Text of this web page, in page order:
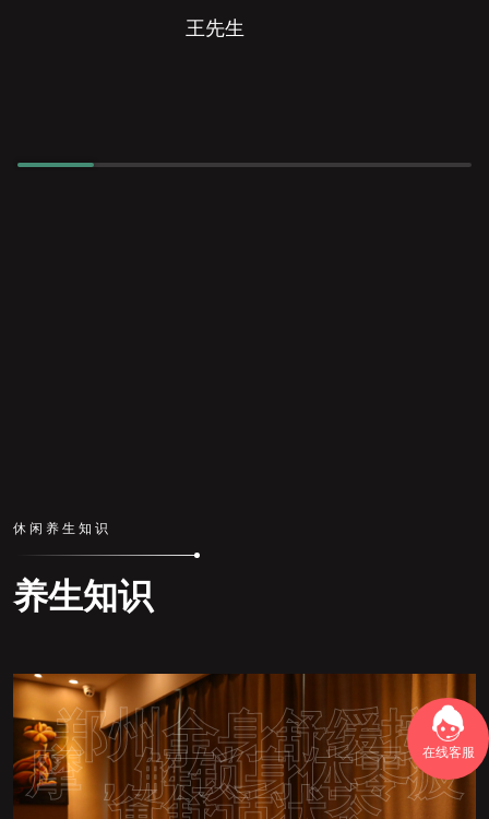
在线客服
王先生
休闲养生知识
养生知识
郑州全身舒缓按
摩，解锁身体零疲